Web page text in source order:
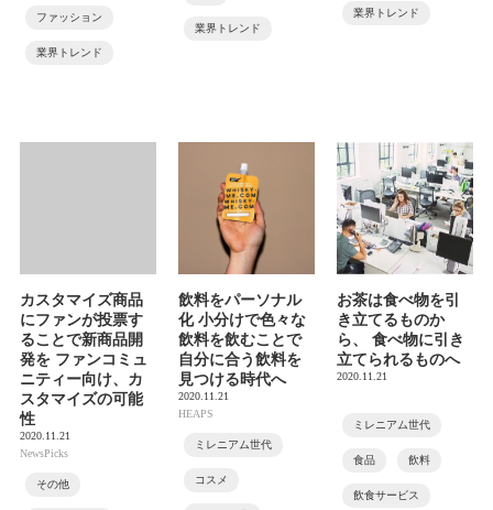
ファッション
業界トレンド
業界トレンド
業界トレンド
カスタマイズ商品
にファンが投票す
ることで新商品開
発を ファンコミュ
ニティー向け、カ
スタマイズの可能
性
2020.11.21
NewsPicks
その他
飲料をパーソナル
化 小分けで色々な
飲料を飲むことで
自分に合う飲料を
見つける時代へ
2020.11.21
HEAPS
ミレニアム世代
コスメ
お茶は食べ物を引
き立てるものか
ら、 食べ物に引き
立てられるものへ
2020.11.21
ミレニアム世代
食品 飲料
飲食サービス